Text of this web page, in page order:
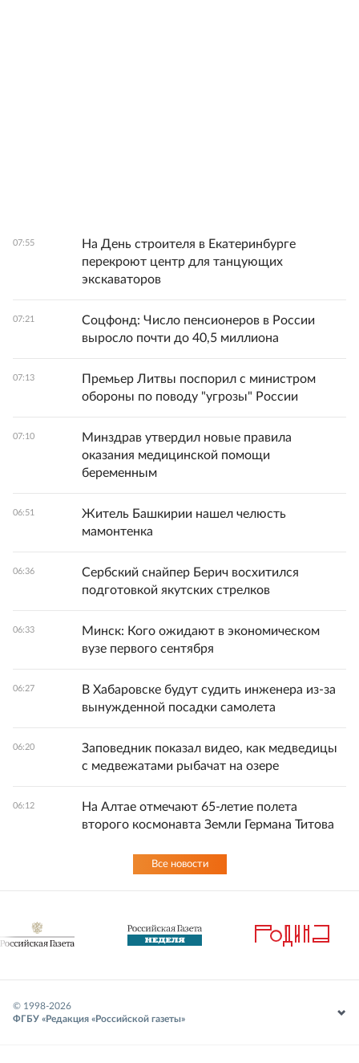
07:55
На День строителя в Екатеринбурге
перекроют центр для танцующих
экскаваторов
07:21
Соцфонд: Число пенсионеров в России
выросло почти до 40,5 миллиона
07:13
Премьер Литвы поспорил с министром
обороны по поводу "угрозы" России
07:10
Минздрав утвердил новые правила
оказания медицинской помощи
беременным
06:51
Житель Башкирии нашел челюсть
мамонтенка
06:36
Сербский снайпер Берич восхитился
подготовкой якутских стрелков
06:33
Минск: Кого ожидают в экономическом
вузе первого сентября
06:27
В Хабаровске будут судить инженера из-за
вынужденной посадки самолета
06:20
Заповедник показал видео, как медведицы
с медвежатами рыбачат на озере
06:12
На Алтае отмечают 65-летие полета
второго космонавта Земли Германа Титова
Все новости
© 1998-2026
ФГБУ «Редакция «Российской газеты»